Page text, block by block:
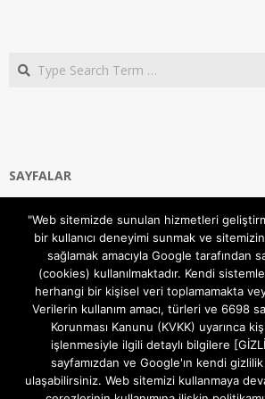
Search
SAYFALAR
Gizlilik ve Çerezler (Cookies) Politikası
Hakkımızda
İletişim Kanalları
MODEM KURULUM
TEKNİK DESTEK
TELEVİZYON SİSTEMLERİ
"Web sitemizde sunulan hizmetleri
bir kullanıcı deneyimi sunmak ve sitemizin
sağlamak amacıyla Google tarafından
(cookies) kullanılmaktadır. Kendi
herhangi bir kişisel veri toplamamakta
Verilerin kullanım amacı, türleri ve 6698
Korunması Kanunu (KVKK) uyarınca
işlenmesiyle ilgili detaylı bilgilere
sayfamızdan ve Google'ın kendi
ulaşabilirsiniz. Web sitemizi kullanmaya